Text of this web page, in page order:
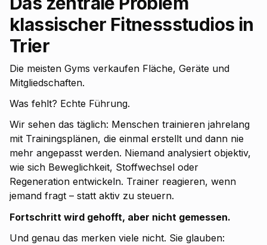
klassischer Fitnessstudios in
Trier
Die meisten Gyms verkaufen Fläche, Geräte und
Mitgliedschaften.
Was fehlt? Echte Führung.
Wir sehen das täglich: Menschen trainieren jahrelang
mit Trainingsplänen, die einmal erstellt und dann nie
mehr angepasst werden. Niemand analysiert objektiv,
wie sich Beweglichkeit, Stoffwechsel oder
Regeneration entwickeln. Trainer reagieren, wenn
jemand fragt – statt aktiv zu steuern.
Fortschritt wird gehofft, aber nicht gemessen.
Und genau das merken viele nicht. Sie glauben: